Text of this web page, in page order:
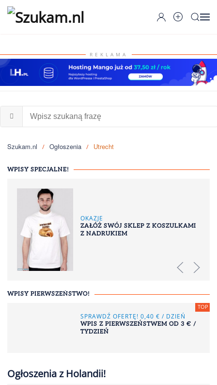
Przejdź do głównej treści
REKLAMA
Szukam.nl Ogłoszenia Utrecht
WPISY SPECJALNE!
OKAZJE
ZAŁÓŻ SWÓJ SKLEP Z KOSZULKAMI
Z NADRUKIEM
WPISY PIERWSZEŃSTWO!
SPRAWDŹ OFERTĘ! 0,40 € / DZIEŃ
WPIS Z PIERWSZEŃSTWEM OD 3 € /
TYDZIEŃ
Ogłoszenia z Holandii!